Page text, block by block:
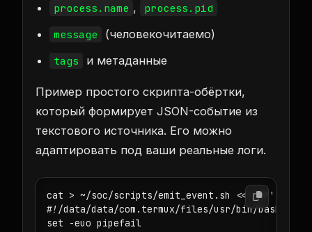
process.name ,
process.pid
message
(человекочитаемо)
tags и метаданные
Пример простого скрипта-обёртки,
который формирует JSON-событие из
текстового источника. Его можно
адаптировать под ваши реальные логи.
cat > ~/soc/scripts/emit_event.sh <<'EOF'
#!/data/data/com.termux/files/usr/bin/bash
set -euo pipefail